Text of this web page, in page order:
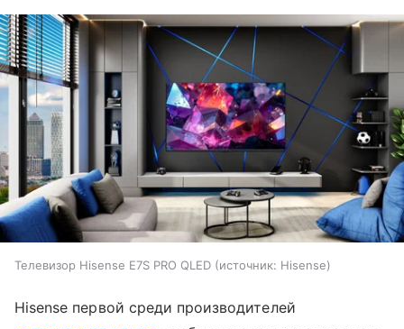
Телевизор Hisense E7S PRO QLED источник: Hisense
Hisense первой среди производителей